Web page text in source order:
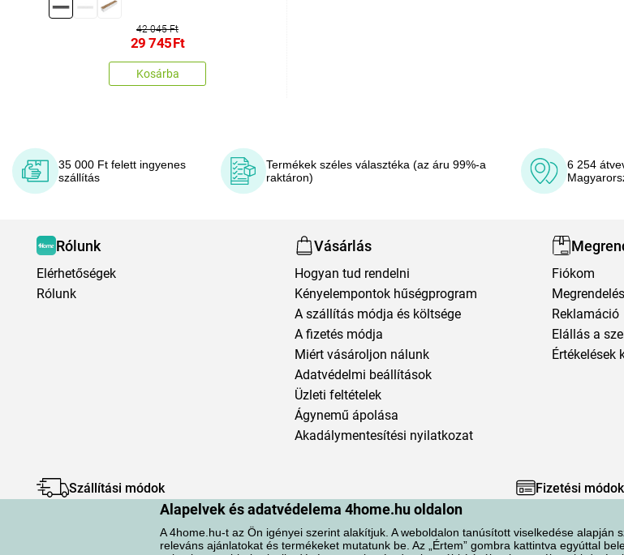
Alapelvek és adatvédelema 4home.hu oldalon
A 4home.hu-t az Ön igényei szerint alakítjuk. A weboldalon tanúsított viselkedése alapján
releváns ajánlatokat és termékeket mutatunk be. Az „Értem” gombra kattintva egyúttal
42 045 Ft
29 745Ft
Kosárba
35 000 Ft felett ingyenes
szállítás
Termékek széles választéka (az áru 99%-a
raktáron)
6 254
Rólunk
Elérhetőségek
Rólunk
Vásárlás
Hogyan tud rendelni
Kényelempontok hűségprogram
A szállítás módja és költsége
A fizetés módja
Miért vásároljon nálunk
Adatvédelmi beállítások
Üzleti feltételek
Ágynemű ápolása
Akadálymentesítési nyilatkozat
Fiókom
Reklamáció
Elállás a
Értékelések
Szállítási módok Fizetési módok